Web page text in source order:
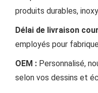
produits durables,
Délai de livraison
employés pour
OEM : Personnalisé,
selon vos dessins et